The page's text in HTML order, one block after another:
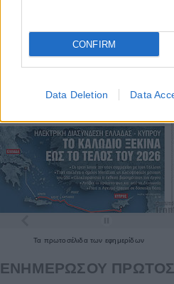
CONFIRM
Data Deletion Data
Τα πρωτοσέλιδατων εφημερίδων
ΕΝΗΜΕΡΩΣΟΥ ΠΡΩΤΟΣ